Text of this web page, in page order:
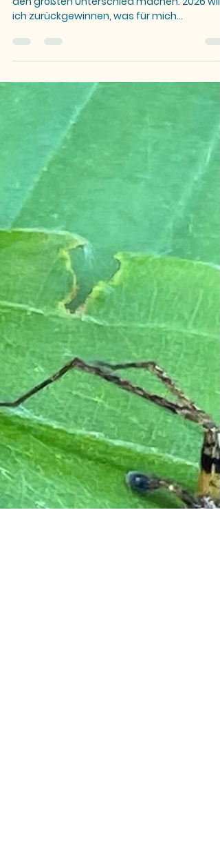
2026 – Ein Jahr der kleinen
Verantwortung
den größten Unterschied machen. 2026 will
ich zurückgewinnen, was für mich
bedeutsam ist – und Verantwortung
übernehmen, damit Gesellschaft, Haltung
und Rechte Hand in Hand gehen.